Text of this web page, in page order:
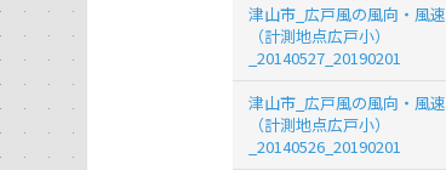
津山市_広戸風の風向・風速
（計測地点広戸小）
_20140527_20190201
津山市_広戸風の風向・風速
（計測地点広戸小）
_20140526_20190201